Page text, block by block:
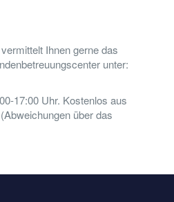
Ihnen gerne das
unter:
17:00 Uhr. Kostenlos aus
über das